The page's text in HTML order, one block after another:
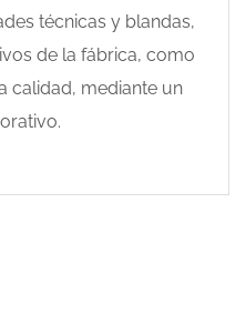
técnicas y blandas,
de la fábrica, como
calidad, mediante un